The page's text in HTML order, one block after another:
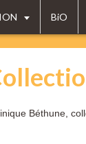
BiO
Béthune,